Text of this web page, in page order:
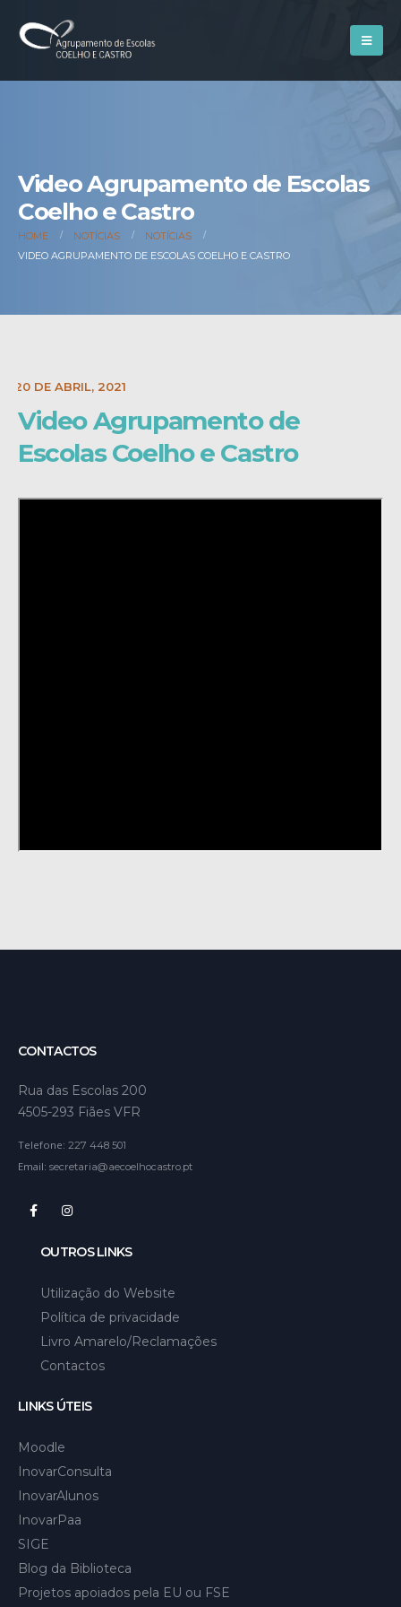
Video Agrupamento de Escolas
Coelho e Castro
HOME NOTÍCIAS
NOTÍCIAS
VIDEO AGRUPAMENTO DE ESCOLAS COELHO E CASTRO
20 DE ABRIL, 2021
Video Agrupamento de
Escolas Coelho e Castro
CONTACTOS
Rua das Escolas 200
4505-293 Fiães VFR
Telefone: 227 448 501
Email: secretaria@aecoelhocastro.pt
OUTROS LINKS
Utilização do Website
Política de privacidade
Livro Amarelo/Reclamações
Contactos
LINKS ÚTEIS
Moodle
InovarConsulta
InovarAlunos
InovarPaa
SIGE
Blog da Biblioteca
Projetos apoiados pela EU ou FSE